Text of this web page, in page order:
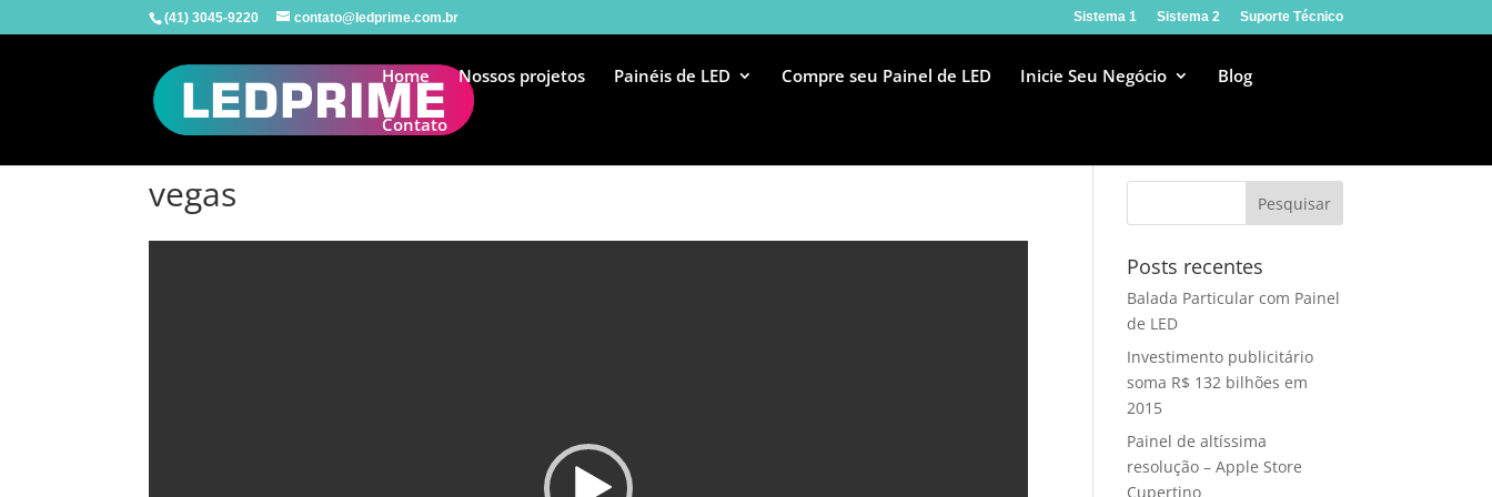
(41) 3045-9220 contato@ledprime.com.br Sistema 1 Sistema 2 Suporte Técnico
Home Nossos projetos Painéis de LED Compre seu Painel de LED Inicie Seu Negócio Blog
Contato
vegas
Posts recentes
Balada Particular com Painel
de LED
Investimento publicitário
soma R$ 132 bilhões em
2015
Painel de altíssima
resolução – Apple Store
Cupertino